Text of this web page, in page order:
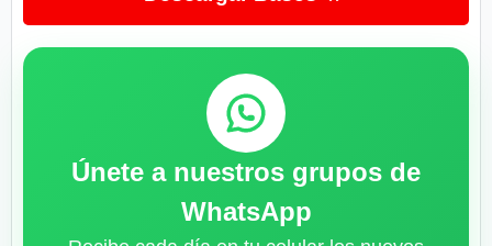
Únete a nuestros grupos de
WhatsApp